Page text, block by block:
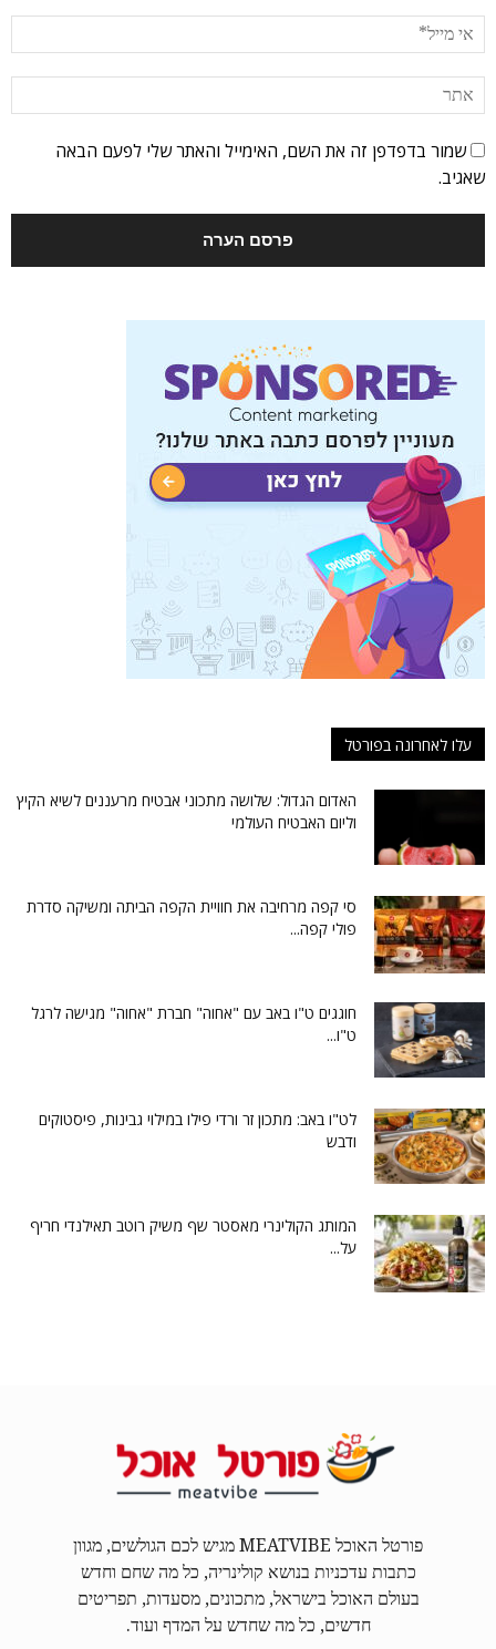
שמור בדפדפן זה את השם, האימייל והאתר שלי לפעם הבאה
שאגיב.
עלו לאחרונה בפורטל
האדום הגדול: שלושה מתכוני אבטיח מרעננים לשיא הקיץ
וליום האבטיח העולמי
סי קפה מרחיבה את חוויית הקפה הביתה ומשיקה סדרת
פולי קפה...
חוגגים ט"ו באב עם "אחוה" חברת "אחוה" מגישה לרגל
ט"ו...
לט"ו באב: מתכון זר ורדי פילו במילוי גבינות, פיסטוקים
ודבש
המותג הקולינרי מאסטר שף משיק רוטב תאילנדי חריף
על...
פורטל האוכל MEATVIBE מגיש לכם הגולשים, מגוון
כתבות עדכניות בנושא קולינריה, כל מה שחם וחדש
בעולם האוכל בישראל, מתכונים, מסעדות, תפריטים
חדשים, כל מה שחדש על המדף ועוד.